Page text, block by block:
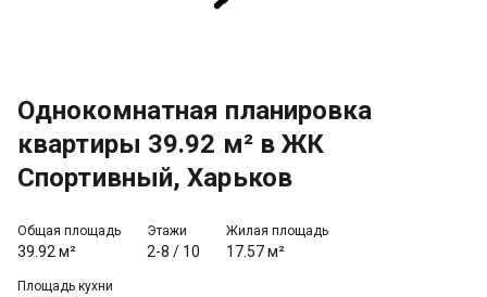
Однокомнатная планировка
квартиры 39.92 м² в ЖК
Спортивный, Харьков
Общая площадь
39.92 м²
Этажи
2-8 / 10
Жилая площадь
17.57 м²
Площадь кухни